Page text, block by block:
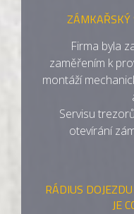
ZÁMKAŘSKÝ
Firma byla
zaměřením k
montáží
Servisu
otevírání
RÁDIUS
JE